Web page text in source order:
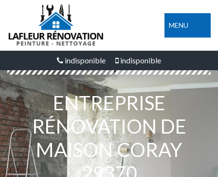
MENU
indisponible indisponible
ENTREPRISE
RÉNOVATION DE
MAISON CORAY